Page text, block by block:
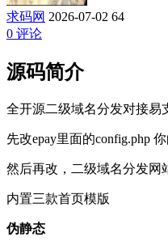
求码网 2026-07-02 64
0 评论
源码简介
全开源二级域名分发对接易
先改epay里面的config.php
然后再改，二级域名分发网
内置三款首页模版
伪静态